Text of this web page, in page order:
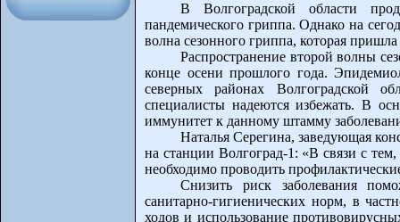
В Волгоградской области
пандемического гриппа. Однако на
волна сезонного гриппа, которая
Распространение второй волны
конце осени прошлого года.
северных районах Волгоградской
специалисты надеются избежать. В
иммунитет к данному штамму
Наталья Серегина, заведующая
на станции Волгоград-1: «В связи с тем,
необходимо проводить
Снизить риск заболевания
санитарно-гигиенических норм, в
ходов и использование